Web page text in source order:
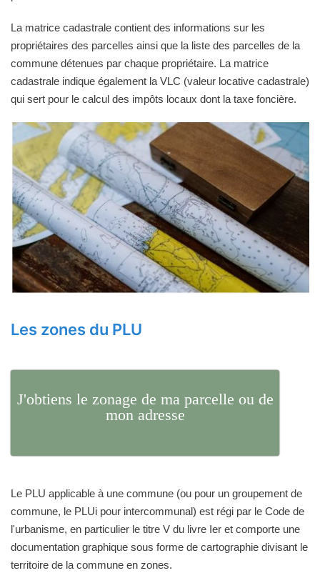
La matrice cadastrale contient des informations sur les
propriétaires des parcelles ainsi que la liste des parcelles de la
commune détenues par chaque propriétaire. La matrice
cadastrale indique également la VLC (valeur locative cadastrale)
qui sert pour le calcul des impôts locaux dont la taxe foncière.
Les zones du PLU
J'obtiens le zonage de ma parcelle ou de
mon adresse
Le PLU applicable à une commune (ou pour un groupement de
commune, le PLUi pour intercommunal) est régi par le Code de
l'urbanisme, en particulier le titre V du livre Ier et comporte une
documentation graphique sous forme de cartographie divisant le
territoire de la commune en zones.